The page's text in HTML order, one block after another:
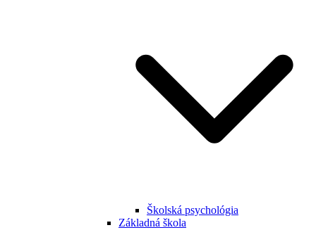
Školská psychológia
Základná škola